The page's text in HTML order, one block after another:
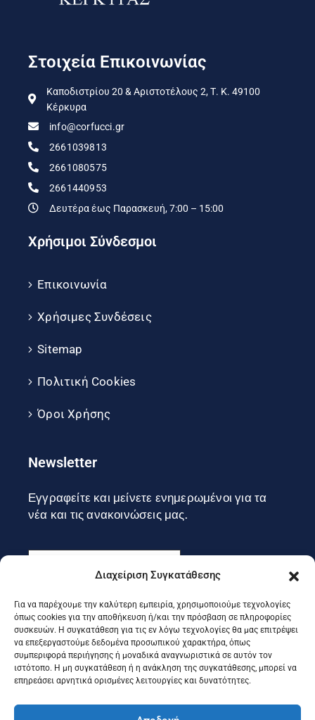
Διαχείριση Συγκατάθεσης
Για να παρέχουμε την καλύτερη εμπειρία, χρησιμοποιούμε τεχνολογίες
όπως cookies για την αποθήκευση ή/και την πρόσβαση σε πληροφορίες
συσκευών. Η συγκατάθεση για τις εν λόγω τεχνολογίες θα μας επιτρέψει
να επεξεργαστούμε δεδομένα προσωπικού χαρακτήρα, όπως
συμπεριφορά περιήγησης ή μοναδικά αναγνωριστικά σε αυτόν τον
ιστότοπο. Η μη συγκατάθεση ή η ανάκληση της συγκατάθεσης, μπορεί να
επηρεάσει αρνητικά ορισμένες λειτουργίες και δυνατότητες.
Στοιχεία Επικοινωνίας
Καποδιστρίου 20 & Αριστοτέλους 2, Τ. Κ. 49100
Κέρκυρα
info@corfucci.gr
2661039813
2661080575
2661440953
Δευτέρα έως Παρασκευή, 7:00 – 15:00
Χρήσιμοι Σύνδεσμοι
Επικοινωνία
Χρήσιμες Συνδέσεις
Sitemap
Πολιτική Cookies
Όροι Χρήσης
Newsletter
Εγγραφείτε και μείνετε ενημερωμένοι για τα
νέα και τις ανακοινώσεις μας.
Εγγραφή
Ακολουθήστε μας στα social